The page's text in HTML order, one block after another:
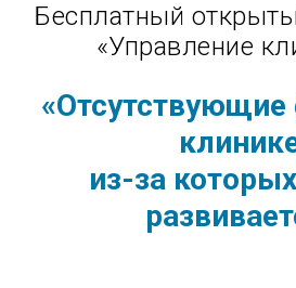
Бесплатный
«Управление
из-за